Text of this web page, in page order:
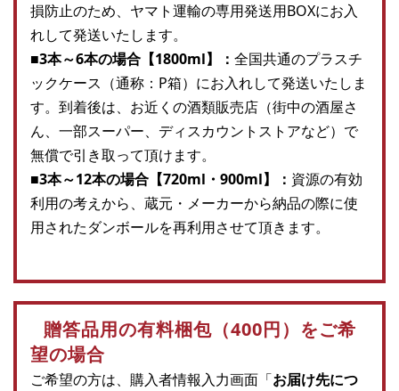
損防止のため、ヤマト運輸の専用発送用BOXにお入
れして発送いたします。
■3本～6本の場合【1800ml】： 全国共通のプラスチ
ックケース（通称：P箱）にお入れして発送いたしま
す。到着後は、お近くの酒類販売店（街中の酒屋さ
ん、一部スーパー、ディスカウントストアなど）で
無償で引き取って頂けます。
■3本～12本の場合【720ml・900ml】： 資源の有効
利用の考えから、蔵元・メーカーから納品の際に使
用されたダンボールを再利用させて頂きます。
贈答品用の有料梱包（400円）をご希
望の場合
ご希望の方は、購入者情報入力画面「お届け先につ